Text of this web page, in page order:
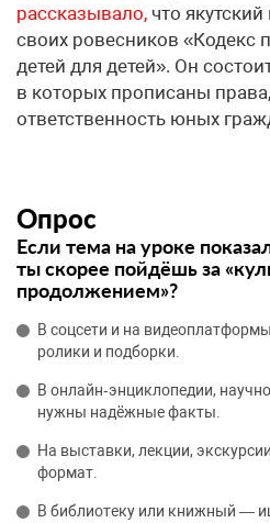
рассказывало, что
своих ровесников «Кодекс
детей для детей». Он
в которых прописаны
ответственность юных
Опрос
Если тема на уроке
ты скорее пойдёшь за
продолжением»?
В соцсети и на
ролики и подборки.
В онлайн‑энциклопедии,
нужны надёжные факты.
На выставки, лекции,
формат.
В библиотеку или книжный —